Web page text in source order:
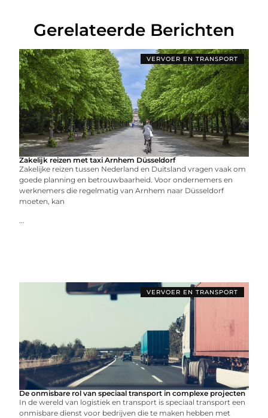
Gerelateerde Berichten
VERVOER EN TRANSPORT
Zakelijk reizen met taxi Arnhem Düsseldorf
Zakelijke reizen tussen Nederland en Duitsland vragen vaak om
goede planning en betrouwbaarheid. Voor ondernemers en
werknemers die regelmatig van Arnhem naar Düsseldorf
moeten, kan
...
VERVOER EN TRANSPORT
De onmisbare rol van speciaal transport in complexe projecten
In de wereld van logistiek en transport is speciaal transport een
onmisbare dienst voor bedrijven die te maken hebben met